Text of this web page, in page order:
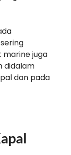
juga
didalam
dan pada